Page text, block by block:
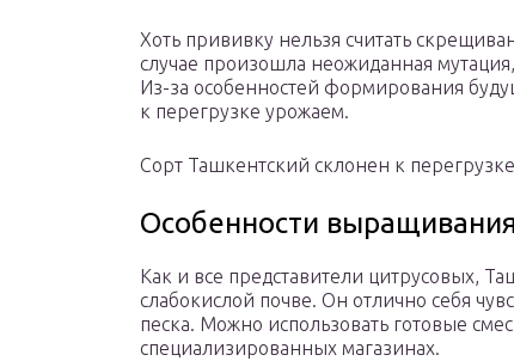
Хоть прививку нельзя считать
случае произошла неожиданная
Из-за особенностей формирования
к перегрузке урожаем.
Сорт Ташкентский склонен к
Особенности
Как и все представители цитрусовых,
слабокислой почве. Он отлично себя
песка. Можно использовать готовые
специализированных магазинах.